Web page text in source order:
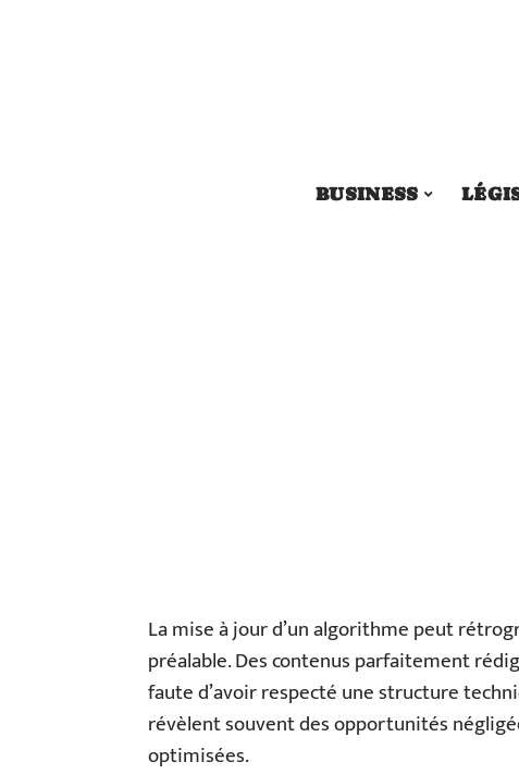
BUSINESS
La mise à jour d’un algorithme peut
préalable. Des contenus parfaitement
faute d’avoir respecté une structure
révèlent souvent des opportunités
optimisées.